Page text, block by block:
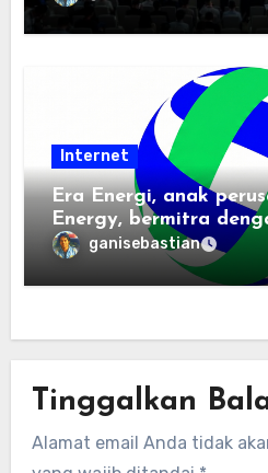
Internet
Era Energi, anak
Energy, bermitra
Zhuochuangtong
transisi energi
energi global
terbarukan dan
ganisebastian
Tinggalkan
Alamat email Anda tidak